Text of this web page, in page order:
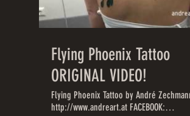
Flying Phoenix Tattoo
ORIGINAL VIDEO!
Flying Phoenix Tattoo by André
http://www.andreart.at FACEBOOK: